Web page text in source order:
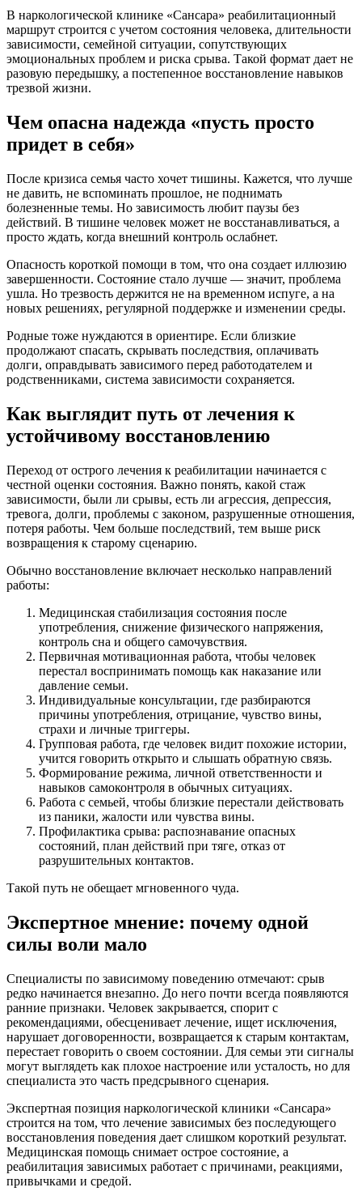
В наркологической клинике «Сансара» реабилитационный
маршрут строится с учетом состояния человека, длительности
зависимости, семейной ситуации, сопутствующих
эмоциональных проблем и риска срыва. Такой формат дает не
разовую передышку, а постепенное восстановление навыков
трезвой жизни.
Чем опасна надежда «пусть просто
придет в себя»
После кризиса семья часто хочет тишины. Кажется, что лучше
не давить, не вспоминать прошлое, не поднимать
болезненные темы. Но зависимость любит паузы без
действий. В тишине человек может не восстанавливаться, а
просто ждать, когда внешний контроль ослабнет.
Опасность короткой помощи в том, что она создает иллюзию
завершенности. Состояние стало лучше — значит, проблема
ушла. Но трезвость держится не на временном испуге, а на
новых решениях, регулярной поддержке и изменении среды.
Родные тоже нуждаются в ориентире. Если близкие
продолжают спасать, скрывать последствия, оплачивать
долги, оправдывать зависимого перед работодателем и
родственниками, система зависимости сохраняется.
Как выглядит путь от лечения к
устойчивому восстановлению
Переход от острого лечения к реабилитации начинается с
честной оценки состояния. Важно понять, какой стаж
зависимости, были ли срывы, есть ли агрессия, депрессия,
тревога, долги, проблемы с законом, разрушенные отношения,
потеря работы. Чем больше последствий, тем выше риск
возвращения к старому сценарию.
Обычно восстановление включает несколько направлений
работы:
Медицинская стабилизация состояния после
употребления, снижение физического напряжения,
контроль сна и общего самочувствия.
Первичная мотивационная работа, чтобы человек
перестал воспринимать помощь как наказание или
давление семьи.
Индивидуальные консультации, где разбираются
причины употребления, отрицание, чувство вины,
страхи и личные триггеры.
Групповая работа, где человек видит похожие истории,
учится говорить открыто и слышать обратную связь.
Формирование режима, личной ответственности и
навыков самоконтроля в обычных ситуациях.
Работа с семьей, чтобы близкие перестали действовать
из паники, жалости или чувства вины.
Профилактика срыва: распознавание опасных
состояний, план действий при тяге, отказ от
разрушительных контактов.
Такой путь не обещает мгновенного чуда.
Экспертное мнение: почему одной
силы воли мало
Специалисты по зависимому поведению отмечают: срыв
редко начинается внезапно. До него почти всегда появляются
ранние признаки. Человек закрывается, спорит с
рекомендациями, обесценивает лечение, ищет исключения,
нарушает договоренности, возвращается к старым контактам,
перестает говорить о своем состоянии. Для семьи эти сигналы
могут выглядеть как плохое настроение или усталость, но для
специалиста это часть предсрывного сценария.
Экспертная позиция наркологической клиники «Сансара»
строится на том, что лечение зависимых без последующего
восстановления поведения дает слишком короткий результат.
Медицинская помощь снимает острое состояние, а
реабилитация зависимых работает с причинами, реакциями,
привычками и средой.